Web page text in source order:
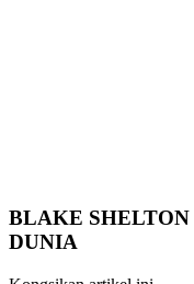
BLAKE
DUNIA